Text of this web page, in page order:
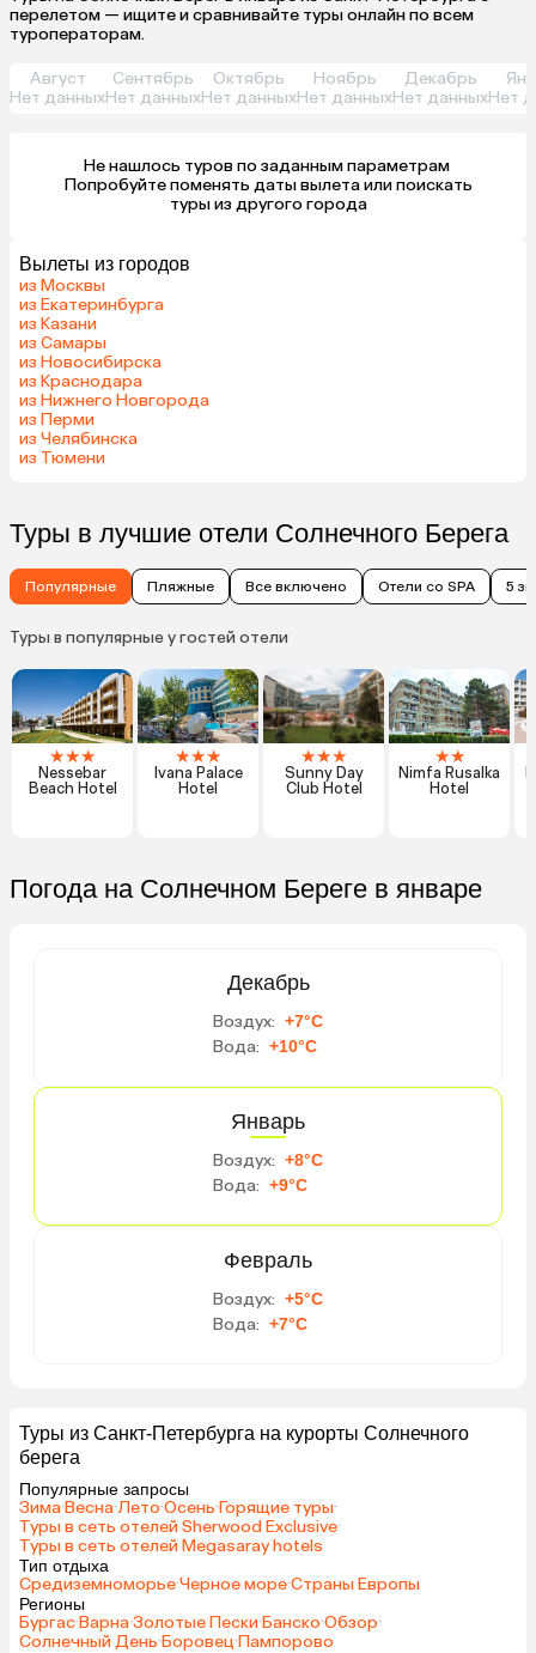
перелетом — ищите и сравнивайте туры онлайн по всем
туроператорам.
Август
Нет данных
Сентябрь
Нет данных
Октябрь
Нет данных
Ноябрь
Нет данных
Декабрь
Нет данныхНет
Не нашлось туров по заданным параметрам
туры из другого города
Вылеты из городов
из Москвы
из Екатеринбурга
из Казани
из Самары
из Новосибирска
из Краснодара
из Нижнего Новгорода
из Перми
из Челябинска
из Тюмени
Туры в лучшие отели Солнечного Берега
Популярные Пляжные Все включено Отели со SPA 5
Туры в популярные у гостей отели
★★★
Nessebar
Beach Hotel
★★★
Ivana Palace
Hotel
★★★
Sunny Day
Club Hotel
★★
Nimfa Rusalka
Hotel
Погода на Солнечном Береге в январе
Декабрь
Воздух: +7°C
Вода: +10°C
Январь
Воздух: +8°C
Вода: +9°C
Февраль
Воздух: +5°C
Вода: +7°C
Туры из Санкт-Петербурга на курорты Солнечного
берега
Популярные запросы
Зима·Весна·Лето·Осень·Горящие туры·
Туры в сеть отелей Sherwood Exclusive·
Туры в сеть отелей Megasaray hotels
Тип отдыха
Средиземноморье·Черное море·Страны Европы
Регионы
Бургас·Варна·Золотые Пески·Банско·Обзор·
Солнечный День·Боровец·Пампорово